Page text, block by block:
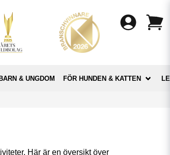
& UNGDOM FÖR HUNDEN & KATTEN
Här är en översikt över